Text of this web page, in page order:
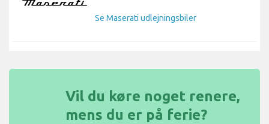
Se Maserati udlejningsbiler
Vil du køre noget renere,
mens du er på ferie?